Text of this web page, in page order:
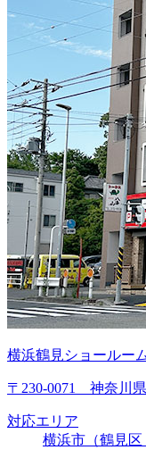
横浜鶴見ショールー
〒230-0071 神奈川
対応エリア
横浜市（鶴見区